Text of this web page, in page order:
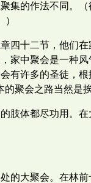
集的作法不同。
四十二节，他们
家中聚会是一种
有许多的圣徒，
的聚会之路当然是
肢体都尽功用。
的大聚会。在林